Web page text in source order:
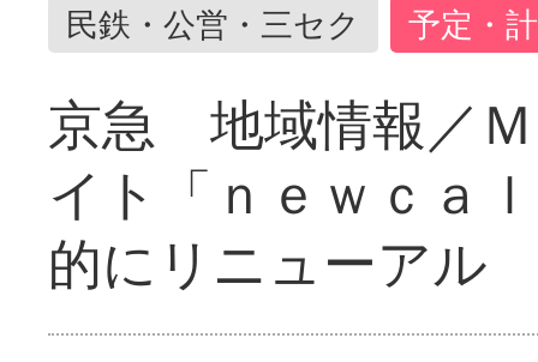
民鉄・公営・三セク 予定・
京急 地域情報／
イト「ｎｅｗｃａ
的にリニューアル